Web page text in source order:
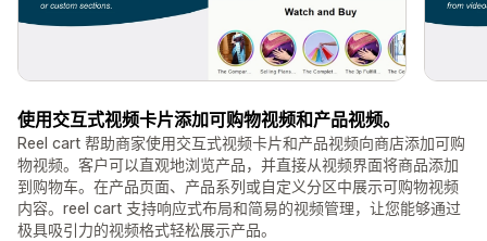
使用交互式视频卡片添加可购物视频和产品视频。
Reel cart 帮助商家使用交互式视频卡片和产品视频向商店添加可购
物视频。客户可以直观地浏览产品，并直接从视频界面将商品添加
到购物车。在产品页面、产品系列或自定义分区中展示可购物视频
内容。reel cart 支持响应式布局和简易的视频管理，让您能够通过
极具吸引力的视频格式轻松展示产品。